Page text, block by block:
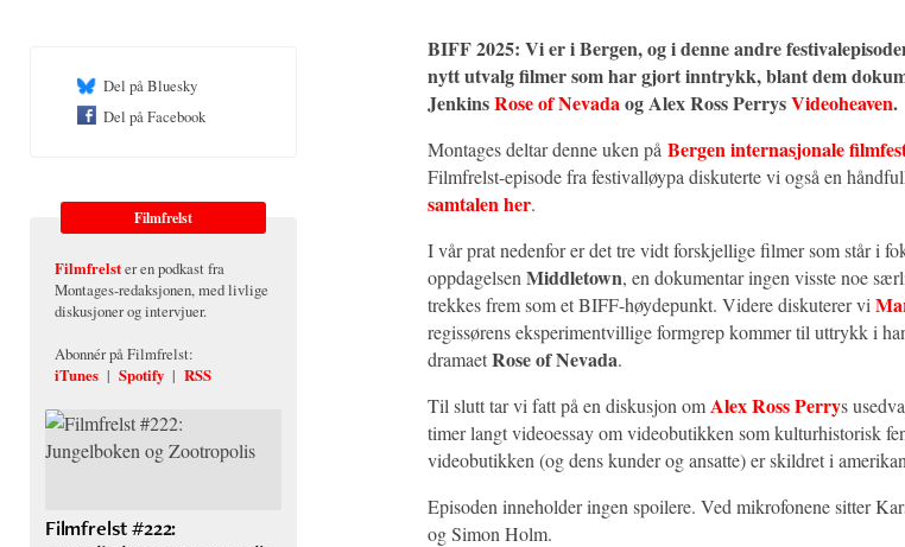
BIFF 2025: Vi er i Bergen, og i denne andre
nytt utvalg filmer som har gjort inntrykk, blant dem
JenkinsRose of Nevadaog Alex Ross PerrysVideoheaven.
Montages deltar denne uken på Bergen internasjonale
Filmfrelst-episode fra festivalløypa diskuterte vi også en
samtalen her.
I vår prat nedenfor er det tre vidt forskjellige filmer som står i
oppdagelsenMiddletown, en dokumentar ingen visste noe
trekkes frem som et BIFF-høydepunkt. Videre diskuterer vi
regissørens eksperimentvillige formgrep kommer til uttrykk i
dramaetRose of Nevada.
Til slutt tar vi fatt på en diskusjon omAlex Ross Perrys
timer langt videoessay om videobutikken som kulturhistorisk
videobutikken (og dens kunder og ansatte) er skildret i
Episoden inneholder ingen spoilere. Ved mikrofonene sitter
og Simon Holm.
Del på Bluesky
Del på Facebook
Filmfrelst
Filmfrelster en podkast fra
Montages-redaksjonen, med livlige
diskusjoner og intervjuer.
Abonnér på Filmfrelst:
iTunes | Spotify | RSS
Filmfrelst #222: